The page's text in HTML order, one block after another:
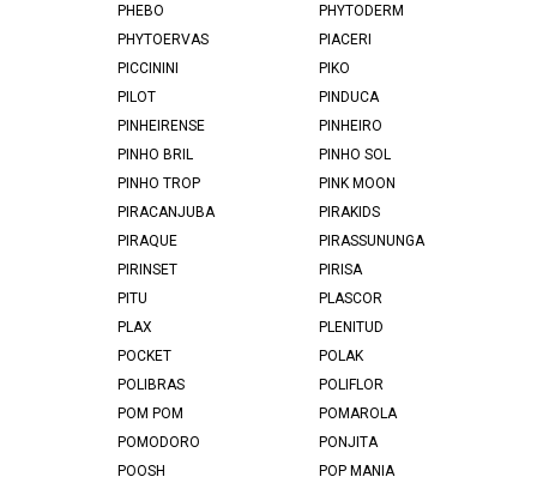
PHEBO
PHYTODERM
PHYTOERVAS
PIACERI
PICCININI
PIKO
PILOT
PINDUCA
PINHEIRENSE
PINHEIRO
PINHO BRIL
PINHO SOL
PINHO TROP
PINK MOON
PIRACANJUBA
PIRAKIDS
PIRAQUE
PIRASSUNUNGA
PIRINSET
PIRISA
PITU
PLASCOR
PLAX
PLENITUD
POCKET
POLAK
POLIBRAS
POLIFLOR
POM POM
POMAROLA
POMODORO
PONJITA
POOSH
POP MANIA